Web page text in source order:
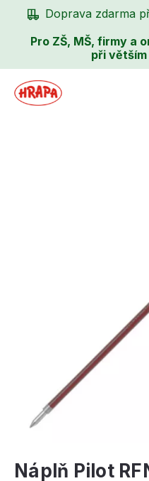
Doprava zdarma
Pro ZŠ, MŠ, firmy a
při
Náplň Pilot